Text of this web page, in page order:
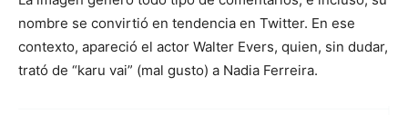
nombre se convirtió en tendencia en Twitter. En ese
contexto, apareció el actor Walter Evers, quien, sin dudar,
trató de “karu vai” (mal gusto) a Nadia Ferreira.